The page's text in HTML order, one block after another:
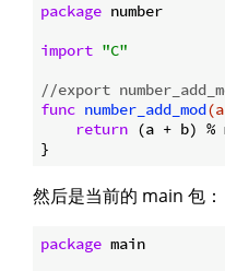
package number
import "C"
//export
func number_add_mod
return (a + b) %
然后是当前的 main 包：
package main